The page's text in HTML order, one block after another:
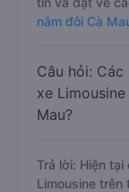
nằm đôi Cà
Câu hỏi:
xe
Mau?
Trả lời: Hiện
Limousine